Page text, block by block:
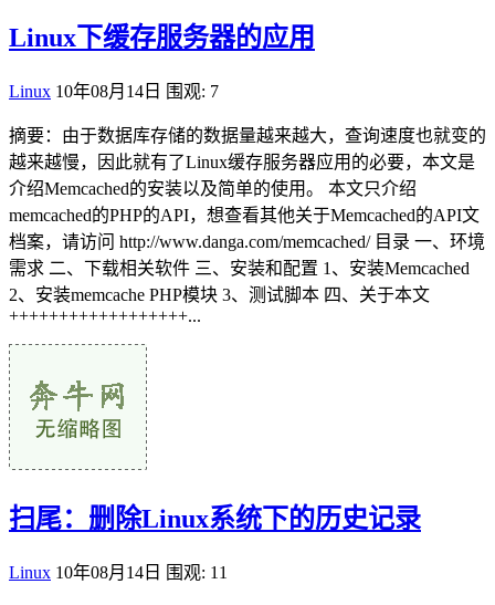
Linux下缓存服务器的应用
Linux 10年08月14日 围观: 7
摘要：由于数据库存储的数据量越来越大，查询速度也就变的
越来越慢，因此就有了Linux缓存服务器应用的必要，本文是
介绍Memcached的安装以及简单的使用。 本文只介绍
memcached的PHP的API，想查看其他关于Memcached的API文
档案，请访问 http://www.danga.com/memcached/ 目录 一、环境
需求 二、下载相关软件 三、安装和配置 1、安装Memcached
2、安装memcache PHP模块 3、测试脚本 四、关于本文
++++++++++++++++++...
扫尾：删除Linux系统下的历史记录
Linux 10年08月14日 围观: 11